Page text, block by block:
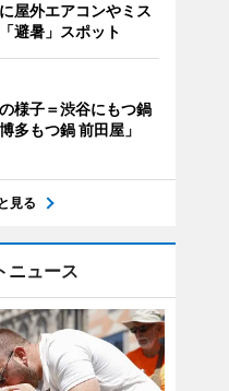
屋外エアコンやミス
避暑」スポット
様子＝渋谷にもつ鍋
多もつ鍋 前田屋」
見る
ニュース